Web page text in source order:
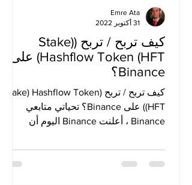
كيف تربح / تربح (Stake)
Hashflow Token (HFT) على
Binance؟
كيف تربح / تربح (Stake) Hashflow Token
(HFT) على Binance؟ تحياتي متابعي
Binance ، أعلنت Binance اليوم أن
Emre Ata
31 أكتوبر 2022